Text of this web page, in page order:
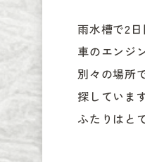
雨水槽で2
車のエンジ
別々の場所
探していま
ふたりはと